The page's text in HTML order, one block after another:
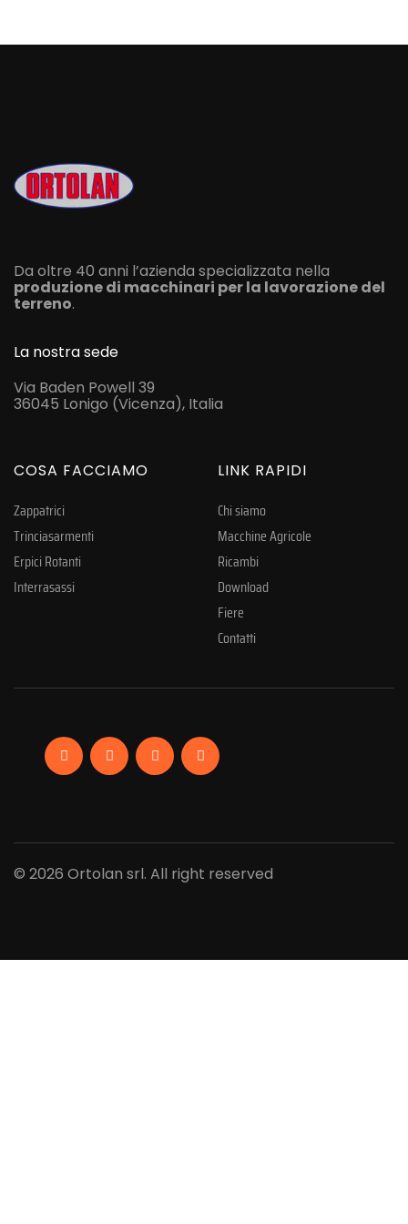
Da oltre 40 anni l’azienda specializzata nella
produzione di macchinari per la lavorazione del
terreno.
La nostra sede
Via Baden Powell 39
36045 Lonigo (Vicenza), Italia
COSA FACCIAMO
Zappatrici
Trinciasarmenti
Erpici Rotanti
Interrasassi
LINK RAPIDI
Chi siamo
Macchine Agricole
Ricambi
Download
Fiere
Contatti
FacebookLinkedinInstagramYouTube
© 2026 Ortolan srl. All right reserved